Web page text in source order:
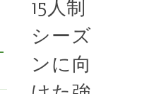
域活性化
15人制
シーズ
ンに向
けた強